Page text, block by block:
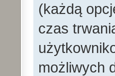
(każdą
czas
możliwych